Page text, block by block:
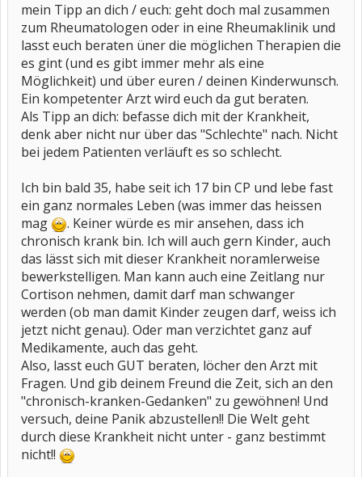
mein Tipp an dich / euch: geht doch mal zusammen
zum Rheumatologen oder in eine Rheumaklinik und
lasst euch beraten üner die möglichen Therapien die
es gint (und es gibt immer mehr als eine
Möglichkeit) und über euren / deinen Kinderwunsch.
Ein kompetenter Arzt wird euch da gut beraten.
Als Tipp an dich: befasse dich mit der Krankheit,
denk aber nicht nur über das "Schlechte" nach. Nicht
bei jedem Patienten verläuft es so schlecht.
Ich bin bald 35, habe seit ich 17 bin CP und lebe fast
ein ganz normales Leben (was immer das heissen
mag
. Keiner würde es mir ansehen, dass ich
chronisch krank bin. Ich will auch gern Kinder, auch
das lässt sich mit dieser Krankheit noramlerweise
bewerkstelligen. Man kann auch eine Zeitlang nur
Cortison nehmen, damit darf man schwanger
werden (ob man damit Kinder zeugen darf, weiss ich
jetzt nicht genau). Oder man verzichtet ganz auf
Medikamente, auch das geht.
Also, lasst euch GUT beraten, löcher den Arzt mit
Fragen. Und gib deinem Freund die Zeit, sich an den
"chronisch-kranken-Gedanken" zu gewöhnen! Und
versuch, deine Panik abzustellen!! Die Welt geht
durch diese Krankheit nicht unter - ganz bestimmt
nicht!!